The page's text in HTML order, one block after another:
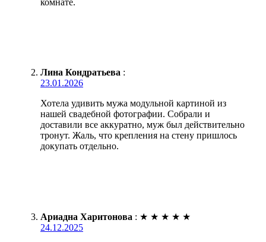
комнате.
Лина Кондратьева :
23.01.2026
Хотела удивить мужа модульной картиной из
нашей свадебной фотографии. Собрали и
доставили все аккуратно, муж был действительно
тронут. Жаль, что крепления на стену пришлось
докупать отдельно.
Ариадна Харитонова : ★ ★ ★ ★ ★
24.12.2025